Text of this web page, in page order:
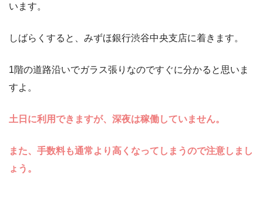
います。
しばらくすると、みずほ銀行渋谷中央支店に着きます。
1階の道路沿いでガラス張りなのですぐに分かると思いま
すよ。
土日に利用できますが、深夜は稼働していません。
また、手数料も通常より高くなってしまうので注意しまし
ょう。